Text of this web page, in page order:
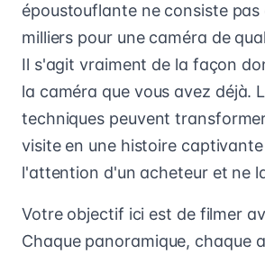
époustouflante ne consiste pas
milliers pour une caméra de
Il s'agit vraiment de la façon
la caméra que vous avez déjà.
techniques peuvent
visite en une histoire
l'attention d'un acheteur et ne
Votre objectif ici est de filmer
Chaque panoramique, chaque